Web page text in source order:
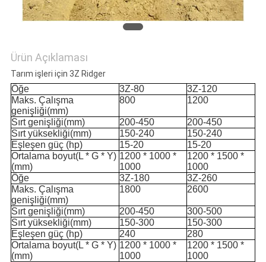
PRIVACY
POLICY
Ürün Açıklaması
Tarım işleri için 3Z Ridger
Öğe 3Z-80
3Z-120
Maks. Çalışma
genişliği(mm)
800 1200
Sırt genişliği(mm) 200-450
200-450
Sırt yüksekliği(mm) 150-240
150-240
Eşleşen güç (hp)
15-20
15-20
Ortalama boyut(L * G * Y)
(mm)
1200 * 1000 *
1000
1200 * 1500 *
1000
Öğe
3Z-180
3Z-260
Maks. Çalışma
genişliği(mm)
1800 2600
Sırt genişliği(mm) 200-450
300-500
Sırt yüksekliği(mm) 150-300
150-300
Eşleşen güç (hp)
240
280
Ortalama boyut(L * G * Y)
(mm)
1200 * 1000 *
1000
1200 * 1500 *
1000